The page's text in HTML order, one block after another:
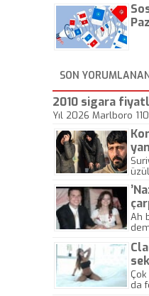
SON
2010 sigara
Yıl 2026 Marlboro
Ah
da